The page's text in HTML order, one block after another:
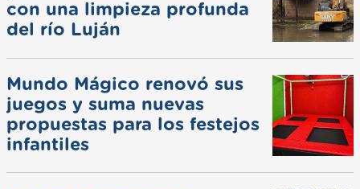
con una limpieza profunda
del río Luján
Mundo Mágico renovó sus
juegos y suma nuevas
propuestas para los festejos
infantiles